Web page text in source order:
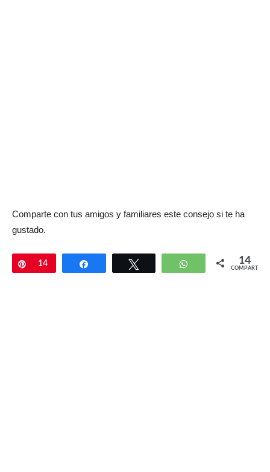
Comparte con tus amigos y familiares este consejo si te ha
gustado.
Pin
14 Compartir WhatsApp 14
COMPARTIR